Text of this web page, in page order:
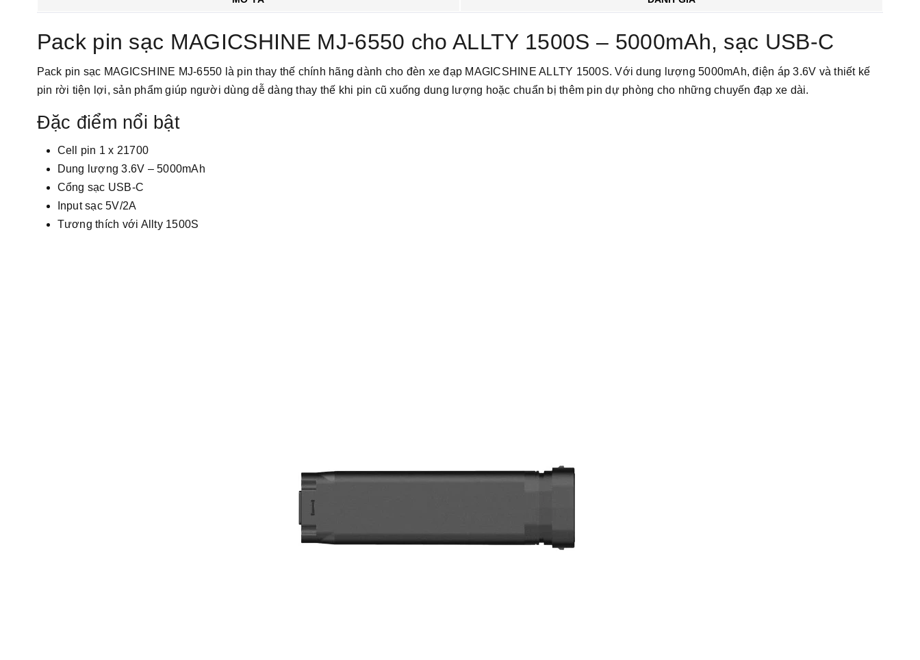
Pack pin sạc MAGICSHINE MJ-6550 cho ALLTY 1500S – 5000mAh, sạc USB-C
Pack pin sạc MAGICSHINE MJ-6550 là pin thay thế chính hãng dành cho đèn xe đạp MAGICSHINE ALLTY 1500S. Với dung lượng 5000mAh, điện áp 3.6V và thiết kế
pin rời tiện lợi, sản phẩm giúp người dùng dễ dàng thay thế khi pin cũ xuống dung lượng hoặc chuẩn bị thêm pin dự phòng cho những chuyến đạp xe dài.
Đặc điểm nổi bật
Cell pin 1 x 21700
Dung lượng 3.6V – 5000mAh
Cổng sạc USB-C
Input sạc 5V/2A
Tương thích với Allty 1500S